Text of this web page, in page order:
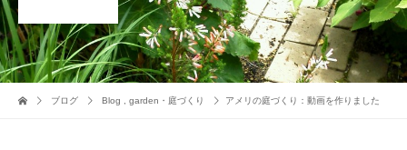
ブログ Blog garden・庭づくり アメリの庭づくり：動画を作りました